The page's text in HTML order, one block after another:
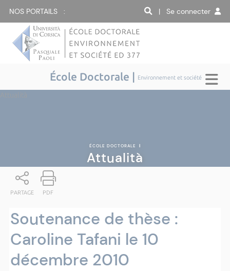
NOS PORTAILS : | Se connecter
École Doctorale | Environnement et société
ÉCOLE DOCTORALE |
Attualità
PARTAGE PDF
Soutenance de thèse :
Caroline Tafani le 10
décembre 2010